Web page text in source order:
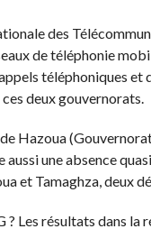
des
de téléphonie
téléphoniques
deux gouvernorats.
Hazoua
une absence
et Tamaghza, deux
? Les résultats dans